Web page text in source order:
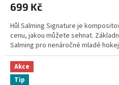
699 Kč
Hůl Salming Signature je
cenu, jakou můžete sehnat.
Salming pro nenáročné mladé
Akce
Tip